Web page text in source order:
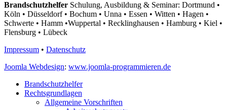
Brandschutzhelfer Schulung, Ausbildung & Seminar: Dortmund •
Köln • Düsseldorf • Bochum • Unna • Essen • Witten • Hagen •
Schwerte • Hamm •Wuppertal • Recklinghausen • Hamburg • Kiel •
Flensburg • Lübeck
Impressum • Datenschutz
Joomla Webdesign: www.joomla-programmieren.de
Brandschutzhelfer
Rechtsgrundlagen
Allgemeine Vorschriften